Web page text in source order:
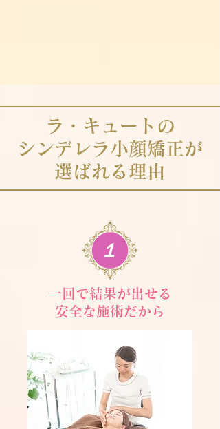
​ラ・キュートの
​シンデレラ小顔矯正が
選ばれる理由
１
一回で結果が出せる
安全な施術だから